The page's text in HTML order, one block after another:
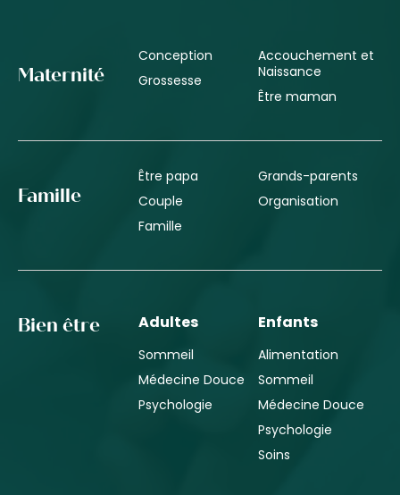
Maternité
Conception
Grossesse
Accouchement et
Naissance
Être maman
Famille
Être papa
Couple
Famille
Grands-parents
Organisation
Bien être Adultes
Sommeil
Médecine Douce
Psychologie
Enfants
Alimentation
Sommeil
Médecine Douce
Psychologie
Soins